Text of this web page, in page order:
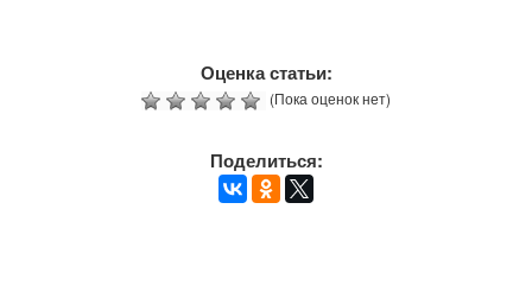
Оценка статьи:
(Пока оценок нет)
Поделиться: